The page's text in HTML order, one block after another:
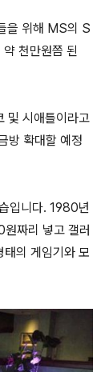
을 위해 MS의 S
천만원쯤 된
및 시애틀이라고
방 확대할 예정
입니다. 1980년
짜리 넣고 갤러
의 게임기와 모